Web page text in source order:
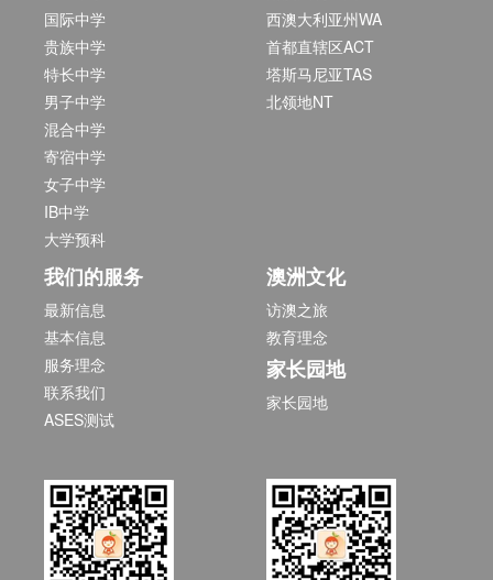
国际中学
贵族中学
特长中学
男子中学
混合中学
寄宿中学
女子中学
IB中学
大学预科
西澳大利亚州WA
首都直辖区ACT
塔斯马尼亚TAS
北领地NT
我们的服务
最新信息
基本信息
服务理念
联系我们
ASES测试
澳洲文化
访澳之旅
教育理念
家长园地
家长园地